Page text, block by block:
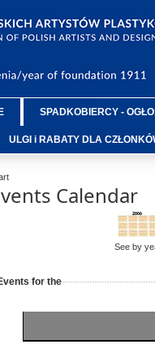
SPADKOBIERCY -
ULGI i RABATY DLA
Calendar
See by
for the